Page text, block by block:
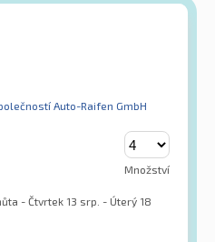
Auto-Raifen GmbH
Množství
- Čtvrtek 13 srp. - Úterý 18